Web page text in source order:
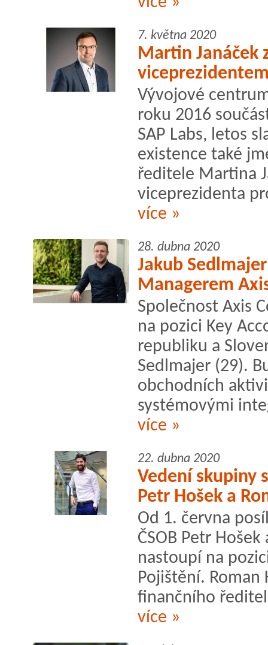
7. května 2020
Martin Janáček
Vývojové
roku 2016
SAP Labs, letos
existence také
ředitele Martina
viceprezidenta
více »
28. dubna 2020
Jakub
Managerem
Společnost Axis
na pozici Key
republiku a
Sedlmajer (29).
obchodních
systémovými
více »
22. dubna 2020
Vedení skupiny
Petr Hošek a
Od 1. června
ČSOB Petr
nastoupí na
Pojištění. Roman
finančního
více »